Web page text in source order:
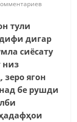
тули
дигар
сиёсату
низ
ягон
бе рушди